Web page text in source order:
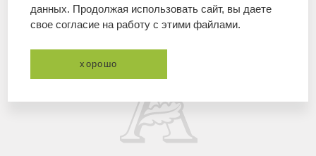
данных. Продолжая использовать сайт, вы даете
свое согласие на работу с этими файлами.
хорошо